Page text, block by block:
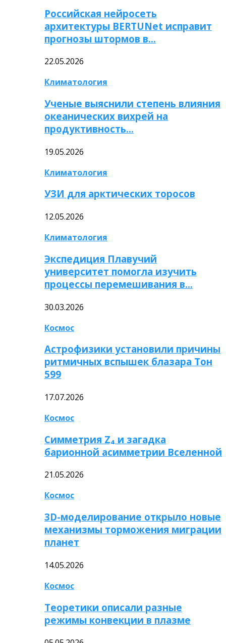
Российская нейросеть
архитектуры BERTUNet исправит
прогнозы штормов в…
22.05.2026
Климатология
Ученые выяснили степень влияния
океанических вихрей на
продуктивность…
19.05.2026
Климатология
УЗИ для арктических торосов
12.05.2026
Климатология
Экспедиция Плавучий
университет помогла изучить
процессы перемешивания в…
30.03.2026
Космос
Астрофизики установили причины
ритмичных вспышек блазара Тон
599
17.07.2026
Космос
Симметрия Z₄ и загадка
барионной асимметрии Вселенной
21.05.2026
Космос
3D-моделирование открыло новые
механизмы торможения миграции
планет
14.05.2026
Космос
Теоретики описали разные
режимы конвекции в плазме